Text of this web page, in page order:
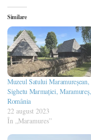
Similare
Muzeul Satului Maramureșean,
Sighetu Marmației, Maramureș,
România
22 august 2023
În „Maramures”